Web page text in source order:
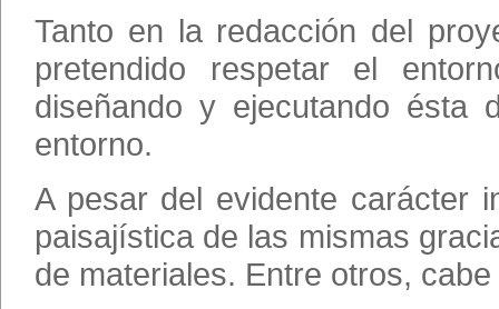
Tanto en la redacción del
pretendido respetar el
diseñando y ejecutando ésta
entorno.
A pesar del evidente carácter
paisajística de las mismas
de materiales. Entre otros,